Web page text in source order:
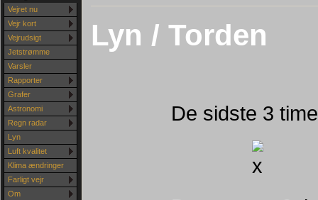
Vejret nu
Vejr kort
Vejrudsigt
Jetstrømme
Varsler
Rapporter
Grafer
Astronomi
Regn radar
Lyn
Luft kvalitet
Klima ændringer
Farligt vejr
Om
Lyn / Torden
De sidste 3